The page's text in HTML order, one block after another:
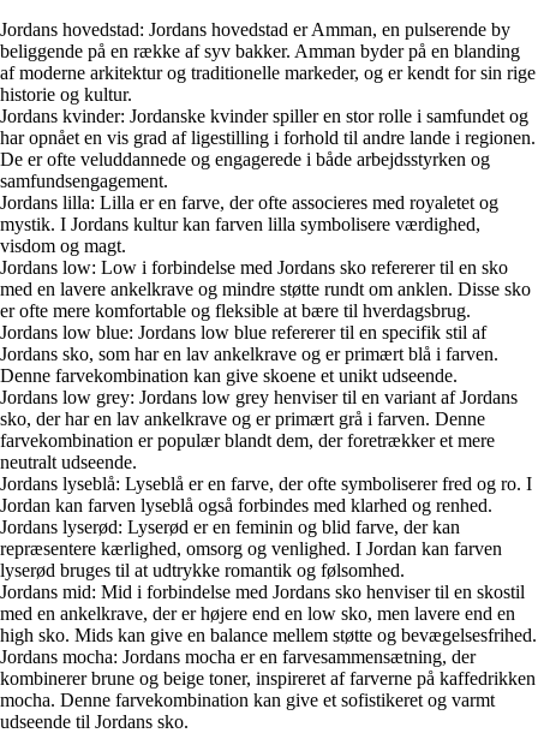
Jordans hovedstad: Jordans hovedstad er Amman, en pulserende by
beliggende på en række af syv bakker. Amman byder på en blanding
af moderne arkitektur og traditionelle markeder, og er kendt for sin rige
historie og kultur.
Jordans kvinder: Jordanske kvinder spiller en stor rolle i samfundet og
har opnået en vis grad af ligestilling i forhold til andre lande i regionen.
De er ofte veluddannede og engagerede i både arbejdsstyrken og
samfundsengagement.
Jordans lilla: Lilla er en farve, der ofte associeres med royaletet og
mystik. I Jordans kultur kan farven lilla symbolisere værdighed,
visdom og magt.
Jordans low: Low i forbindelse med Jordans sko refererer til en sko
med en lavere ankelkrave og mindre støtte rundt om anklen. Disse sko
er ofte mere komfortable og fleksible at bære til hverdagsbrug.
Jordans low blue: Jordans low blue refererer til en specifik stil af
Jordans sko, som har en lav ankelkrave og er primært blå i farven.
Denne farvekombination kan give skoene et unikt udseende.
Jordans low grey: Jordans low grey henviser til en variant af Jordans
sko, der har en lav ankelkrave og er primært grå i farven. Denne
farvekombination er populær blandt dem, der foretrækker et mere
neutralt udseende.
Jordans lyseblå: Lyseblå er en farve, der ofte symboliserer fred og ro. I
Jordan kan farven lyseblå også forbindes med klarhed og renhed.
Jordans lyserød: Lyserød er en feminin og blid farve, der kan
repræsentere kærlighed, omsorg og venlighed. I Jordan kan farven
lyserød bruges til at udtrykke romantik og følsomhed.
Jordans mid: Mid i forbindelse med Jordans sko henviser til en skostil
med en ankelkrave, der er højere end en low sko, men lavere end en
high sko. Mids kan give en balance mellem støtte og bevægelsesfrihed.
Jordans mocha: Jordans mocha er en farvesammensætning, der
kombinerer brune og beige toner, inspireret af farverne på kaffedrikken
mocha. Denne farvekombination kan give et sofistikeret og varmt
udseende til Jordans sko.